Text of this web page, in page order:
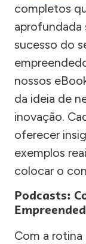
completos
aprofundada
sucesso do
nossos
da ideia de
inovação.
oferecer
exemplos
colocar o
Podcasts:
Com a